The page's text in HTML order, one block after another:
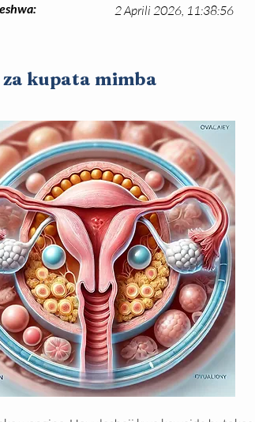
2 Aprili 2026, 11:38:56
za kupata mimba